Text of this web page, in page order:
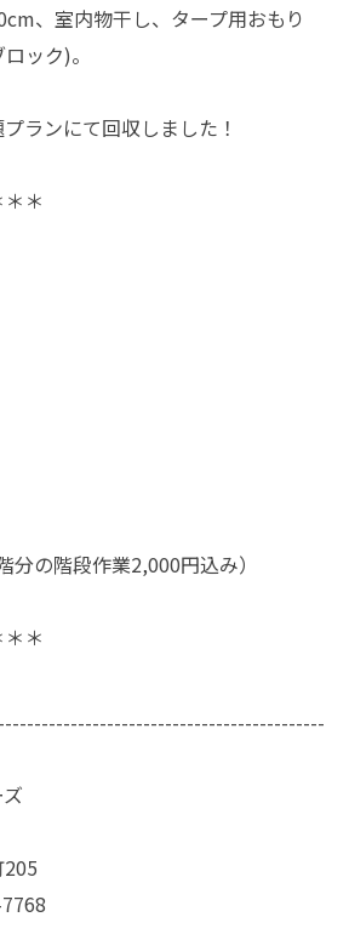
、室内物干し、タープ用おもり
ック)。
ランにて回収しました！
＊
の階段作業2,000円込み）
＊